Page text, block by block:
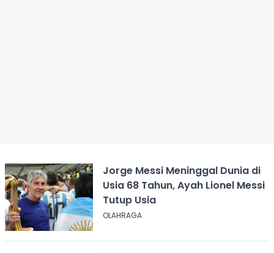
Jorge Messi Meninggal Dunia di
Usia 68 Tahun, Ayah Lionel Messi
Tutup Usia
OLAHRAGA